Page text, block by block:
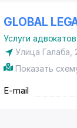
GLOBAL
Услуги адвокатов
Улица Галаба,
Показать
E-mail